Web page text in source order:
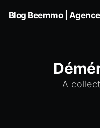
Blog Beemmo |
A